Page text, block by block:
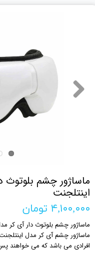
اینتلجنت
۴,۱۰۰,۰۰۰ تومان
ماساژور چشم بلوتوث دار آی کر
ماساژور چشم آی کر مدل
افرادی می باشد که می خواهند